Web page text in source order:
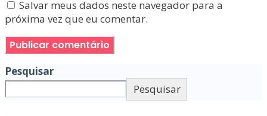
Salvar meus dados neste navegador para a
próxima vez que eu comentar.
Pesquisar
Pesquisar